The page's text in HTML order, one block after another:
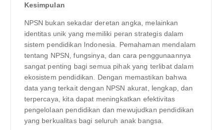
Kesimpulan
NPSN bukan sekadar deretan angka, melainkan
identitas unik yang memiliki peran strategis dalam
sistem pendidikan Indonesia. Pemahaman mendalam
tentang NPSN, fungsinya, dan cara penggunaannya
sangat penting bagi semua pihak yang terlibat dalam
ekosistem pendidikan. Dengan memastikan bahwa
data yang terkait dengan NPSN akurat, lengkap, dan
terpercaya, kita dapat meningkatkan efektivitas
pengelolaan pendidikan dan mewujudkan pendidikan
yang berkualitas bagi seluruh anak bangsa.